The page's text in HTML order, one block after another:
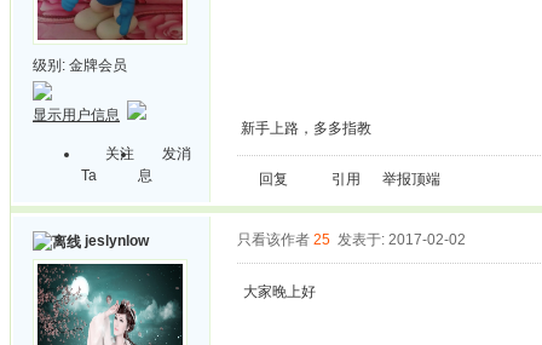
级别: 金牌会员
显示用户信息
关注
Ta
发消
息
新手上路，多多指教
回复 引用 举报顶端
jeslynlow 只看该作者 25 发表于: 2017-02-02
大家晚上好